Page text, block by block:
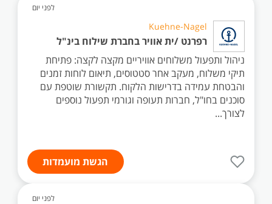
לפני יום
Kuehne-Nagel
רפרנט /ית אוויר בחברת שילוח בינ"ל
ניהול ותפעול משלוחים אוויריים מקצה לקצה: פתיחת
תיקי משלוח, מעקב אחר סטטוסים, תיאום לוחות זמנים
והבטחת עמידה בדרישות הלקוח. תקשורת שוטפת עם
סוכנים בחו"ל, חברות תעופה וגורמי תפעול נוספים
לצורך...
הגשת מועמדות
לפני יום